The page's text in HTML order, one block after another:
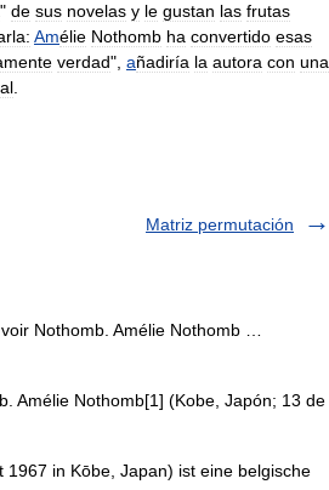
" de sus novelas y le gustan las frutas
Amélie Nothomb ha convertido esas
verdad", añadiría la autora con una
Matriz permutación
Nothomb. Amélie Nothomb …
Amélie Nothomb[1] (Kobe, Japón; 13 de
in Kōbe, Japan) ist eine belgische